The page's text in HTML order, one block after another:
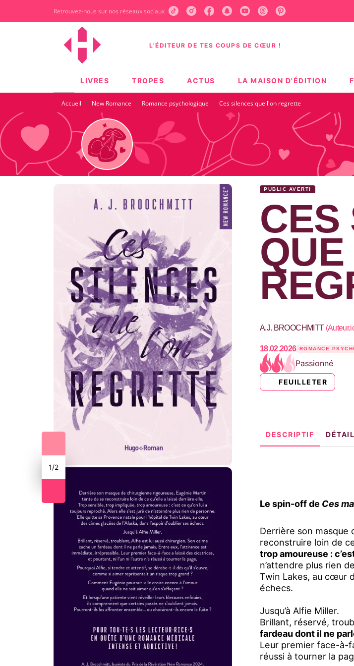
CONTENU PIED DE PAGE
Retrouvez-nous sur nos réseaux sociaux
L'ÉDITEUR DE TES COUPS DE CŒUR !
LIVRES TROPES ACTUS LA MAISON D'ÉDITION
Accueil · New Romance · Romance psychologique · Ces silences que l'on regrette
1/2
PUBLIC AVERTI
CES
A.J. BROOCHMITT(
18.02.2026 ROMANCE
Passionné
FEUILLETER
DESCRIPTIF
Le spin-off de Ces
Derrière son masque
reconstruire loin de
trop amoureuse :
n’attendre plus rien
Twin Lakes, au cœur
échecs.
Jusqu’à Alfie Miller.
Brillant, réservé,
fardeau dont il ne
Leur premier face-à-
réussi à tourner la